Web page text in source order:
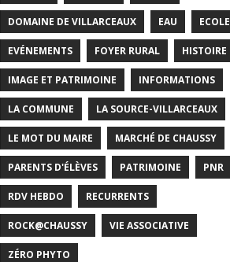
DOMAINE DE VILLARCEAUX EAU ECOLE
EVÉNEMENTS FOYER RURAL HISTOIRE
IMAGE ET PATRIMOINE INFORMATIONS
LA COMMUNE LA SOURCE-VILLARCEAUX
LE MOT DU MAIRE MARCHÉ DE CHAUSSY
PARENTS D'ÉLÈVES PATRIMOINE PNR
RDV HEBDO RECURRENTS
ROCK@CHAUSSY VIE ASSOCIATIVE
ZÉRO PHYTO